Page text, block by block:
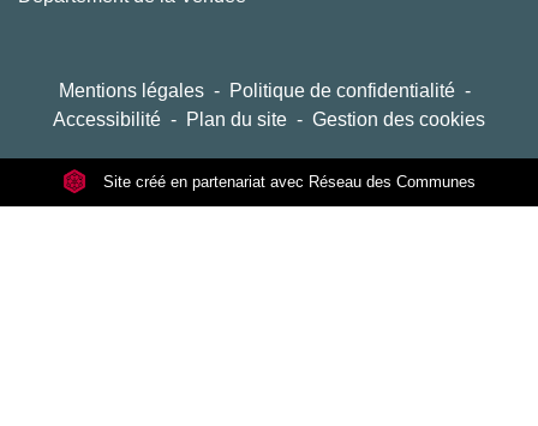
Mentions légales - Politique de confidentialité -
Accessibilité - Plan du site - Gestion des cookies
Site créé en partenariat avec Réseau des Communes